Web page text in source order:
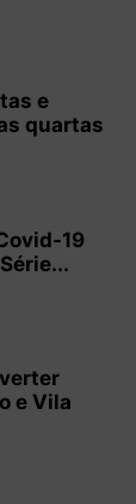
e
quartas
19
e Vila